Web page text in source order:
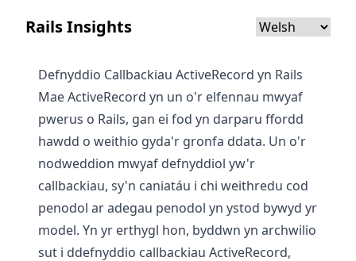
Rails Insights
Defnyddio Callbackiau ActiveRecord yn Rails
Mae ActiveRecord yn un o'r elfennau mwyaf
pwerus o Rails, gan ei fod yn darparu ffordd
hawdd o weithio gyda'r gronfa ddata. Un o'r
nodweddion mwyaf defnyddiol yw'r
callbackiau, sy'n caniatáu i chi weithredu cod
penodol ar adegau penodol yn ystod bywyd yr
model. Yn yr erthygl hon, byddwn yn archwilio
sut i ddefnyddio callbackiau ActiveRecord,